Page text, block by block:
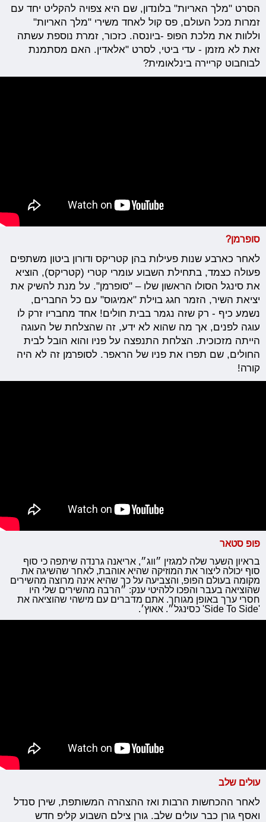
הסרט "מלך האריות" בלונדון, שם היא צפויה להקליט יחד עם
זמרות מכל העולם, פס קול לאחד משירי "מלך האריות"
וללוות את מלכת הפופ -ביונסה. כזכור, זמרת נוספת עשתה
זאת לא מזמן - עדי ביטי, לסרט "אלאדין. האם מסתמנת
לבוחבוט קריירה בינלאומית?
סופרמן?
לאחר כארבע שנות פעילות בהן קטריקס ודורון ביטון משתפים
פעולה כצמד, בתחילת השבוע עומרי קטרי (קטריקס), הוציא
את סינגל הסולו הראשון שלו – "סופרמן". על מנת להשיק את
יציאת השיר, הזמר חגג בוילת "אמיגוס" עם כל החברים,
נשמע כיף - רק שזה נגמר בבית חולים! אחד מחבריו זרק לו
עוגה לפנים, אך מה שהוא לא ידע, זה שהצלחת של העוגה
הייתה מזכוכית. הצלחת התנפצה על פניו והוא הובל לבית
החולים, שם תפרו את פניו של הראפר. לסופרמן זה לא היה
קורה!
פופ סטאר
בראיון השער שלה למגזין ״ווג״, אריאנה גרנדה שיתפה כי סוף
סוף יכולה ליצור את המוזיקה שהיא אוהבת, לאחר שהשיגה את
מקומה בעולם הפופ, והצביעה על כך שהיא אינה מרוצה מהשירים
שהוציאה בעבר והפכו ללהיטי ענק: ״הרבה מהשירים שלי היו
חסרי ערך באופן מגוחך. אתם מדברים עם מישהי שהוציאה את
'Side To Side' כסינגל״. אאוץ׳.
עולים שלב
לאחר ההכחשות הרבות ואז ההצהרה המשותפת, שירן סנדל
ואסף גורן כבר עולים שלב. גורן צילם השבוע קליפ חדש